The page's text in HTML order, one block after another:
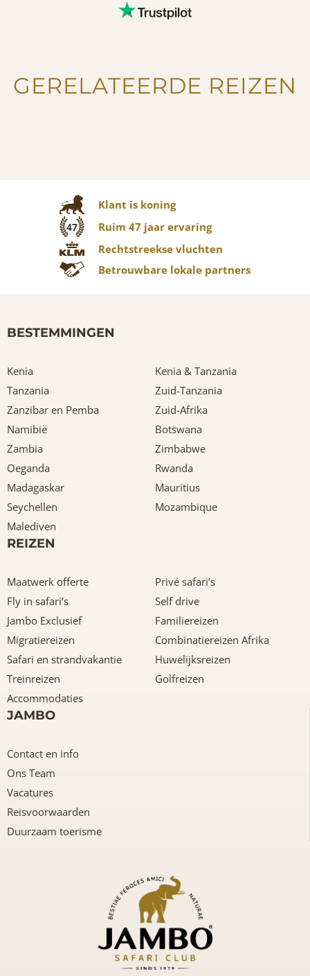
GERELATEERDE REIZEN
Klant is koning
47
Ruim 47 jaar ervaring
Rechtstreekse vluchten
Betrouwbare lokale partners
BESTEMMINGEN
Kenia
Kenia & Tanzania
Tanzania
Zuid-Tanzania
Zanzibar en Pemba
Zuid-Afrika
Namibië
Botswana
Zambia
Zimbabwe
Oeganda
Rwanda
Madagaskar
Mauritius
Seychellen
Mozambique
Malediven
REIZEN
Maatwerk offerte
Privé safari’s
Fly in safari’s
Self drive
Jambo Exclusief
Familiereizen
Migratiereizen
Combinatiereizen Afrika
Safari en strandvakantie
Huwelijksreizen
Treinreizen
Golfreizen
Accommodaties
JAMBO
Contact en info
Ons Team
Vacatures
Reisvoorwaarden
Duurzaam toerisme